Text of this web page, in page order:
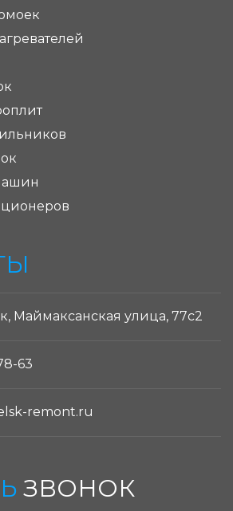
Маймаксанская улица, 77с2
63
remont.ru
ЗВОНОК